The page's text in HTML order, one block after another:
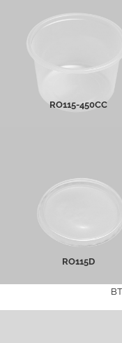
RO115-450CC
Ro115-450cc
RO115D
Ro115D
PLUS D'INFOS